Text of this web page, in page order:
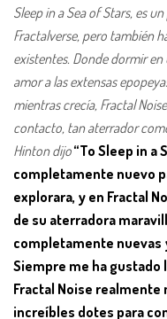
Sleep in a Sea of Stars, es
Fractalverse, pero también
existentes. Donde dormir
amor a las extensas
mientras crecía, Fractal
contacto, tan aterrador
Hinton dijo“To Sleep in a
completamente nuevo
explorara, y en Fractal
de su aterradora
completamente nuevas
Siempre me ha gustado
Fractal Noise
increíbles dotes para